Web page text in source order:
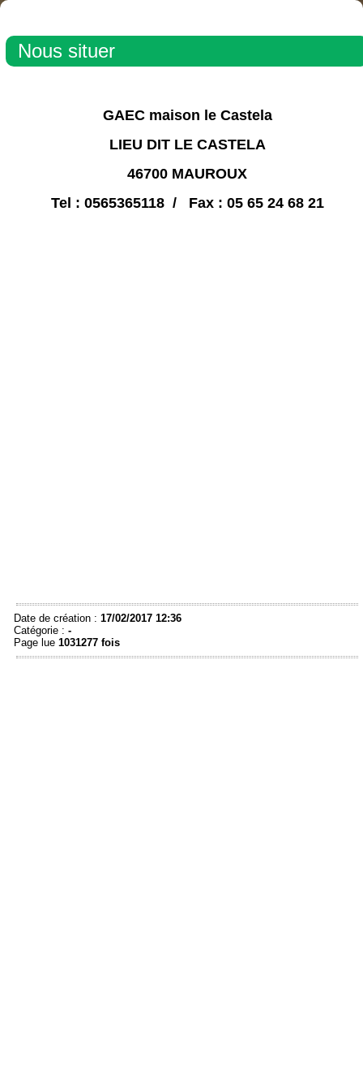
Nous situer
GAEC maison le Castela
LIEU DIT LE CASTELA
46700 MAUROUX
Tel : 0565365118 / Fax : 05 65 24 68 21
Date de création : 17/02/2017 12:36
Catégorie : -
Page lue 1031277 fois